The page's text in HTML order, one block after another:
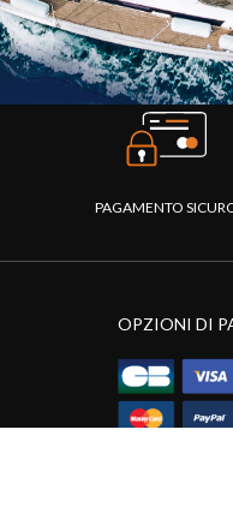
PAGAMENTO
OPZIONI DI